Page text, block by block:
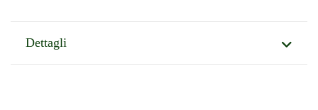
Dettagli